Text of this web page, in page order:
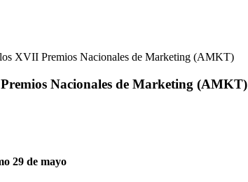
XVII Premios Nacionales de Marketing (AMKT)
Nacionales de Marketing (AMKT)
29 de mayo